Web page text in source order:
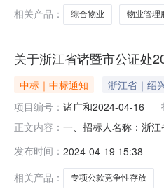
相关产品：
综合物业 物业管理
关于浙江省诸暨市公证处
中标｜中标通知
浙江省｜绍
项目编号： 诸广和2024-04-16
正文内容： 一、招标人名称：浙
中标结果：存款期限
发布时间： 2024-04-19 15:38
相关产品：
专项公款竞争性存放